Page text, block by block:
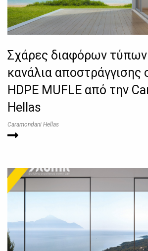
Σχάρες διαφόρων τύπων
κανάλια αποστράγγισης
HDPE MUFLE από την
Hellas
Caramondani Hellas